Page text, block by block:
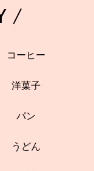
/
コーヒー
洋菓子
パン
うどん